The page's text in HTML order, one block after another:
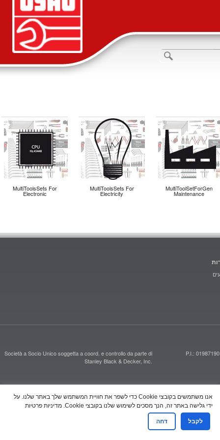
MultiToolsSets For
Electronic
MultiToolsSets For
Electricity
MultiToolSetForGen
Maintenance
P.I.:
Società a Socio Unico soggetta a coord. e controllo da parte di
Stanley Black & Decker, Inc.
אנו משתמשים בקובצי Cookie כדי לשפר את חוויית המשתמש שלך באתר שלנו. על
ידי גלישה באתר זה, הנך מסכים לשימוש שלנו בקובצי Cookie.
מדיניות פרטיות
לקבל דחה